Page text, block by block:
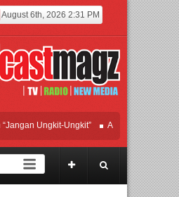
August 6th, 2026 2:31 PM
Ungkit-Ungkit” APMF 2026 Dorong
Lokal, BIRKENSTOCK INDONESIA